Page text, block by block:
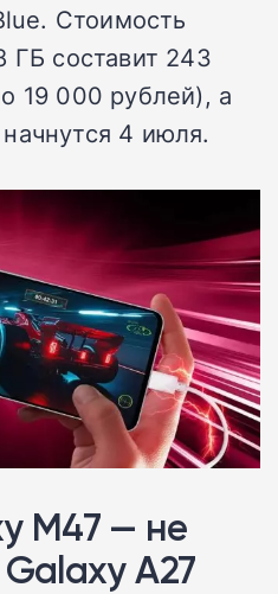
Стоимость
ГБ составит 243
19 000 рублей), а
4 июля.
M47 — не
A27